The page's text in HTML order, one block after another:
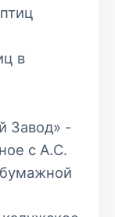
в
Завод» -
с А.С.